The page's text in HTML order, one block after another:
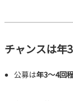
チャンスは年
公募は年3〜4回